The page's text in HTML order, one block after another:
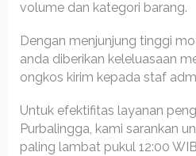
volume dan kategori barang.
Dengan menjunjung tinggi
anda diberikan keleluasaan
ongkos kirim kepada staf
Untuk efektifitas layanan
Purbalingga, kami sarankan
paling lambat pukul 12:00